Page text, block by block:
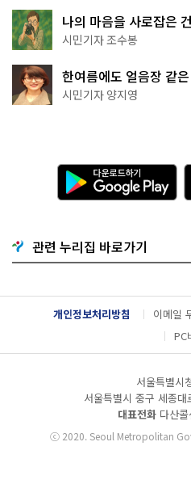
나의 마음을 사로잡은
상작 공개!
시민기자 조수봉
한여름에도 얼음장 같
천국이네~
시민기자 양지영
다
운
로
기
G
o
g
l
e
관련 누리집 바로가기
개인정보처리방침 이메일
PC
서울특별시
서울특별시 중구 세종
대표전화 다산
ⓒ2020. Seoul Metropolitan